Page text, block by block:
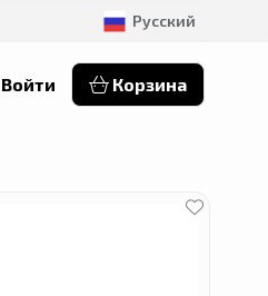
Русский
Войти Корзина